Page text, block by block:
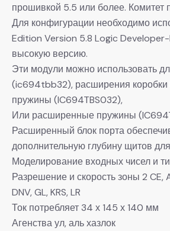
прошивкой 5.5 или более. Комитет
Для конфигурации необходимо
Edition Version 5.8 Logic
высокую версию.
Эти модули можно использовать
(ic694tbb32), расширения коробки
пружины (IC694TBS032),
Или расширенные пружины
Расширенный блок порта
дополнительную глубину щитов
Моделирование входных чисел и
Разрешение и скорость зоны 2 CE,
DNV, GL, KRS, LR
Ток потребляет 34 х 145 х 140 мм
Агенства ул, аль хазлок